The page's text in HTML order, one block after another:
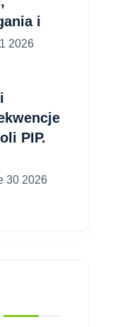
i
2026
PIP.
30 2026